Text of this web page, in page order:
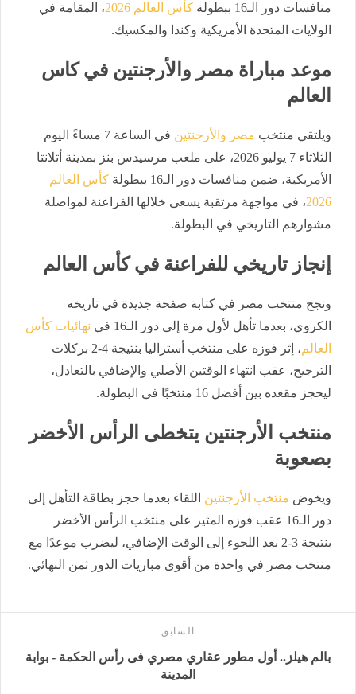
منافسات دور الـ16 ببطولة
كأس العالم 2026
، المقامة في
الولايات المتحدة الأمريكية وكندا والمكسيك.
موعد مباراة مصر والأرجنتين في كاس
العالم
ويلتقي منتخب مصر والأرجنتين
في الساعة 7 مساءً اليوم
الثلاثاء 7 يوليو 2026، على ملعب مرسيدس بنز بمدينة أتلانتا
الأمريكية، ضمن منافسات دور الـ16 ببطولة
كأس العالم
2026، في مواجهة مرتقبة يسعى خلالها الفراعنة لمواصلة
مشوارهم التاريخي في البطولة.
إنجاز تاريخي للفراعنة في كأس العالم
ونجح منتخب مصر في كتابة صفحة جديدة في تاريخه
الكروي، بعدما تأهل لأول مرة إلى دور الـ16 في
نهائيات كأس
العالم
، إثر فوزه على منتخب أستراليا بنتيجة 4-2 بركلات
الترجيح، عقب انتهاء الوقتين الأصلي والإضافي بالتعادل،
ليحجز مقعده بين أفضل 16 منتخبًا في البطولة.
منتخب الأرجنتين يتخطى الرأس الأخضر
بصعوبة
ويخوض منتخب الأرجنتين اللقاء بعدما حجز بطاقة التأهل إلى
دور الـ16 عقب فوزه المثير على منتخب الرأس الأخضر
بنتيجة 3-2 بعد اللجوء إلى الوقت الإضافي، ليضرب موعدًا مع
منتخب مصر في واحدة من أقوى مباريات الدور ثمن النهائي.
السابق
بالم هيلز.. أول مطور عقاري مصري فى رأس الحكمة - بوابة
المدينة